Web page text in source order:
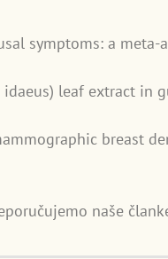
symptoms: a
idaeus) leaf extract
breast
naše